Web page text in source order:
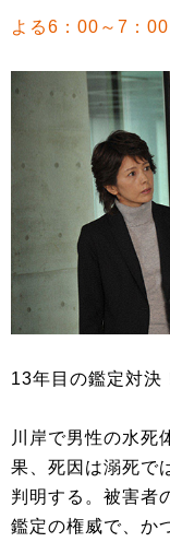
よる6：00～7：00
13年目の鑑定対決
川岸で男性の水死
果、死因は溺死で
判明する。被害者
鑑定の権威で、か